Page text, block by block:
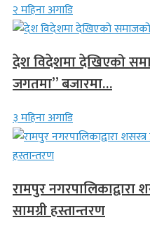
२ महिना अगाडि
देश विदेशमा देखिएको
जगतमा” बजारमा…
३ महिना अगाडि
रामपुर नगरपालिकाद्वारा
सामग्री हस्तान्तरण